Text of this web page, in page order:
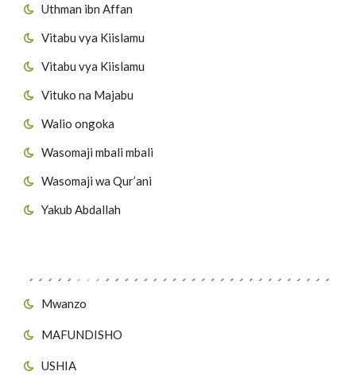
Uthman ibn Affan
Vitabu vya Kiislamu
Vitabu vya Kiislamu
Vituko na Majabu
Walio ongoka
Wasomaji mbali mbali
Wasomaji wa Qur’ani
Yakub Abdallah
Mwanzo
MAFUNDISHO
USHIA